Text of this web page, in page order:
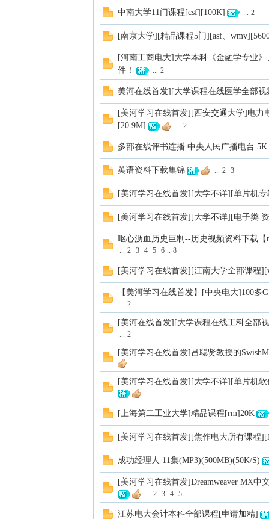
中南大学11门课程[csf][100K] ... 2
[南京大学][精品课程5门][asf、
[河南工商电大]大学本科《金融学专业
件！
... 2
美河在线首发][大学课程在线医学全部
[美河学习在线首发][西安交通大学]电力
[20.9M]
... 2
多部在线评书连播 中央人民广播电台 5K
英语资料下载集锦 ... 2 3
[美河学习在线首发][大学不详][单片机
[美河学习在线首发][大学不详][电子类
呕心沥血历史巨制--历史视频资料下载【
... 2 3 4 5 6 .. 8
[美河学习在线首发][江南大学全部课程
【美河学习在线首发】[中央电大]100多
... 2
[美河在线首发][大学课程在线工科全部
... 2
[美河学习在线首发]吕聪贤教授的
[美河学习在线首发][大学不详][单片机软
[上海第二工业大学]精品课程[rm]20K
[美河学习在线首发][焦作电大所有课程
成功经理人 11集(MP3)(500MB)(50K/S)
[美河学习在线首发]Dreamweaver MX中
... 2 3 4 5
江苏电大会计本科全部课程[申请加精]